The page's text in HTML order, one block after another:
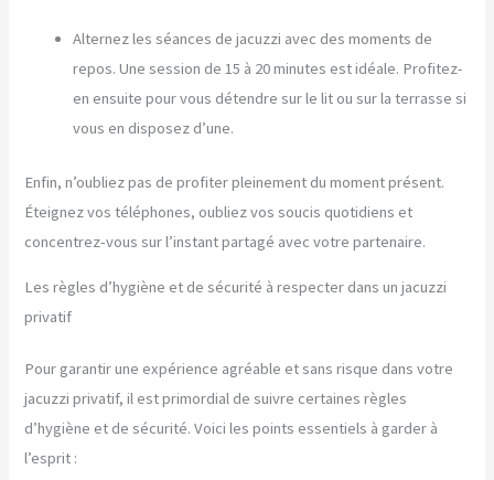
Alternez les séances de jacuzzi avec des moments de
repos. Une session de 15 à 20 minutes est idéale. Profitez-
en ensuite pour vous détendre sur le lit ou sur la terrasse si
vous en disposez d’une.
Enfin, n’oubliez pas de profiter pleinement du moment présent.
Éteignez vos téléphones, oubliez vos soucis quotidiens et
concentrez-vous sur l’instant partagé avec votre partenaire.
Les règles d’hygiène et de sécurité à respecter dans un jacuzzi
privatif
Pour garantir une expérience agréable et sans risque dans votre
jacuzzi privatif, il est primordial de suivre certaines règles
d’hygiène et de sécurité. Voici les points essentiels à garder à
l’esprit :